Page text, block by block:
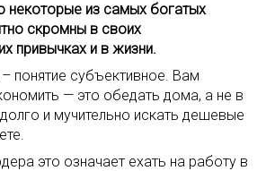
некоторые из самых богатых
скромны в своих
привычках и в жизни.
понятие субъективное. Вам
— это обедать дома, а не в
и мучительно искать дешевые
это означает ехать на работу в